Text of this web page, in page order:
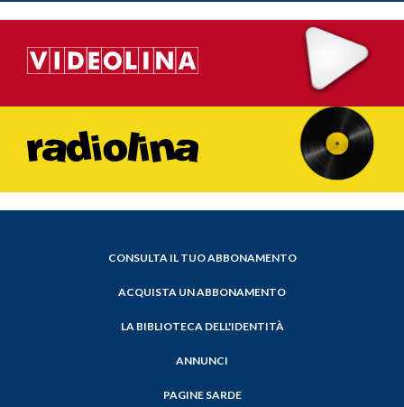
CONSULTA IL TUO ABBONAMENTO
ACQUISTA UN ABBONAMENTO
LA BIBLIOTECA DELL'IDENTITÀ
ANNUNCI
PAGINE SARDE